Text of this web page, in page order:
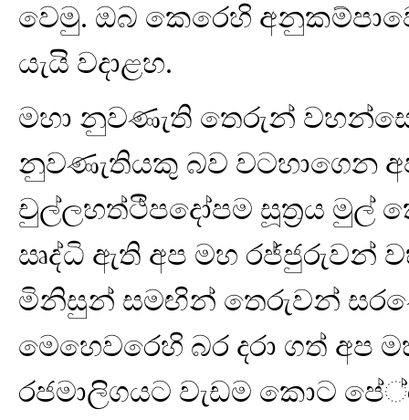
වෙමු. ඔබ කෙරෙහි
යැයි වදාළහ.
මහා නුවණැති තෙරුන් වහන්සේ
නුවණැතියකු බව වටහාගෙන
චුල්ලහත්ථිපදෝපම සූත්‍රය මුල්
ඍද්ධි ඇති අප මහ රජ්ජුරුවන්
මිනිසුන් සමඟින් තෙරුවන්
මෙහෙවරෙහි බර දරා ගත්
රජමාලිගයට වැඩම කොට